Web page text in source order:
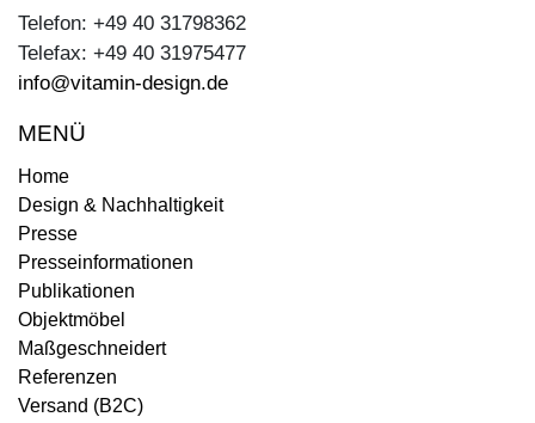
Telefon: +49 40 31798362
Telefax: +49 40 31975477
info@vitamin-design.de
MENÜ
Home
Design & Nachhaltigkeit
Presse
Presseinformationen
Publikationen
Objektmöbel
Maßgeschneidert
Referenzen
Versand (B2C)